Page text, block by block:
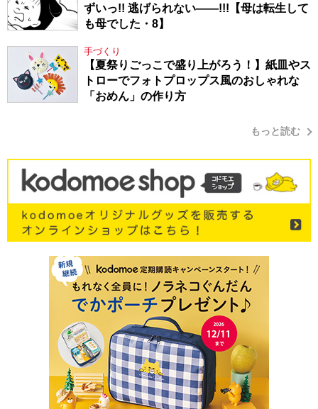
ずいっ!! 逃げられない――!!!【母は転生して
も母でした・8】
手づくり
【夏祭りごっこで盛り上がろう！】紙皿やス
トローでフォトプロップス風のおしゃれな
「おめん」の作り方
もっと読む